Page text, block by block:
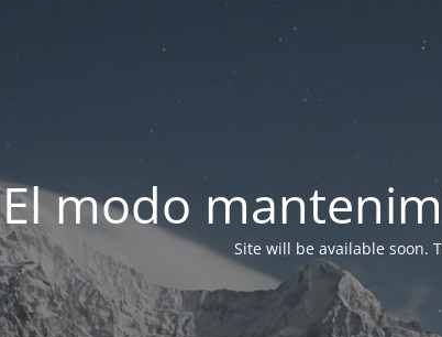
El modo
Site will be available soon.